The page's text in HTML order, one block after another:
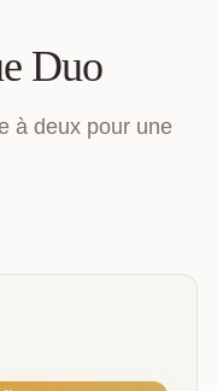
Duo
à deux pour une